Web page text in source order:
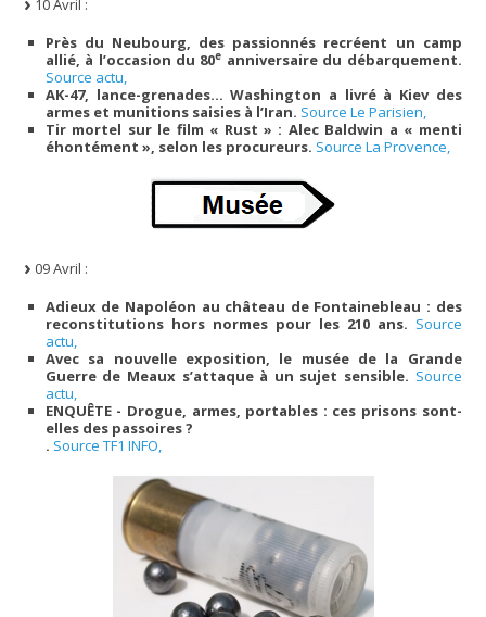
10 Avril :
Près du Neubourg, des passionnés recréent un camp
allié, à l’occasion du 80e anniversaire du débarquement.
Source actu,
AK-47, lance-grenades… Washington a livré à Kiev des
armes et munitions saisies à l’Iran. Source Le Parisien,
Tir mortel sur le film « Rust » : Alec Baldwin a « menti
éhontément », selon les procureurs. Source La Provence,
09 Avril :
Adieux de Napoléon au château de Fontainebleau : des
reconstitutions hors normes pour les 210 ans. Source
actu,
Avec sa nouvelle exposition, le musée de la Grande
Guerre de Meaux s’attaque à un sujet sensible. Source
actu,
ENQUÊTE - Drogue, armes, portables : ces prisons sont-
elles des passoires ?
. Source TF1 INFO,